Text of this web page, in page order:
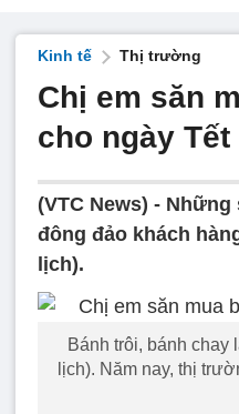
Kinh tế Thị trường
Chị em săn
cho ngày
(VTC News) - Những
đông đảo khách
lịch).
Bánh trôi, bánh chay
lịch). Năm nay, thị